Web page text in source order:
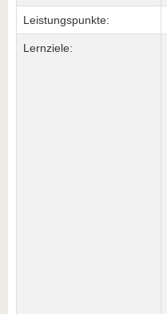
Leistungspunkte:
Lernziele: